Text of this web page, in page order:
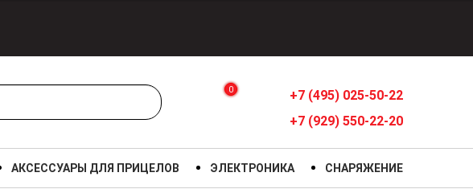
0
+7 (495) 025-50-22
+7 (929) 550-22-20
АКСЕССУАРЫ ДЛЯ ПРИЦЕЛОВ ЭЛЕКТРОНИКА СНАРЯЖЕНИЕ